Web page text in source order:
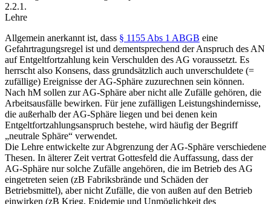
2.2.1.
Lehre
Allgemein anerkannt ist, dass § 1155 Abs 1 ABGB eine
Gefahrtragungsregel ist und dementsprechend der Anspruch des AN
auf Entgeltfortzahlung kein Verschulden des AG voraussetzt. Es
herrscht also Konsens, dass grundsätzlich auch unverschuldete (=
zufällige) Ereignisse der AG-Sphäre zuzurechnen sein können.
Nach hM sollen zur AG-Sphäre aber nicht alle Zufälle gehören, die
Arbeitsausfälle bewirken. Für jene zufälligen Leistungshindernisse,
die außerhalb der AG-Sphäre liegen und bei denen kein
Entgeltfortzahlungsanspruch bestehe, wird häufig der Begriff
„neutrale Sphäre“ verwendet.
Die Lehre entwickelte zur Abgrenzung der AG-Sphäre verschiedene
Thesen. In älterer Zeit vertrat Gottesfeld die Auffassung, dass der
AG-Sphäre nur solche Zufälle angehören, die im Betrieb des AG
eingetreten seien (zB Fabriksbrände und Schäden der
Betriebsmittel), aber nicht Zufälle, die von außen auf den Betrieb
einwirken (zB Krieg, Epidemie und Unmöglichkeit des